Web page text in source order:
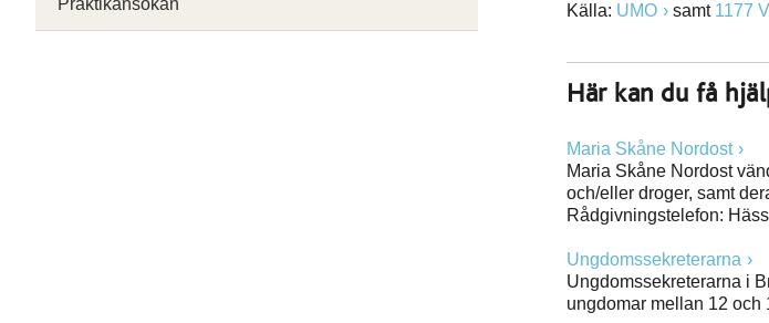
Källa: UMO samt 1177
Här kan du få
Maria Skåne Nordost
Maria Skåne Nordost
och/eller droger, samt
Rådgivningstelefon:
Ungdomssekreterarna
Ungdomssekreterarna i
ungdomar mellan 12 och
Praktikansökan